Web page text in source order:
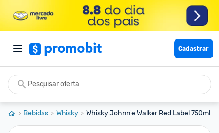
Cadastrar
Bebidas Whisky Whisky Johnnie Walker Red Label 750ml